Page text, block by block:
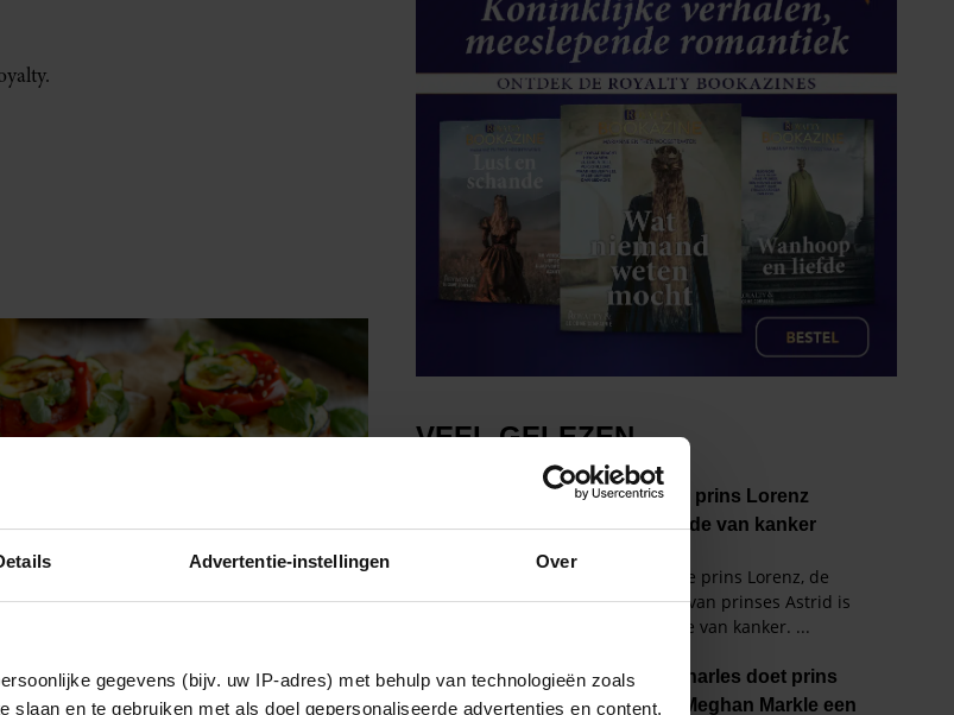
Advertentie-instellingen Over
gegevens (bijv. uw IP-adres) met behulp van technologieën zoals
slaan en te gebruiken met als doel gepersonaliseerde advertenties en content,